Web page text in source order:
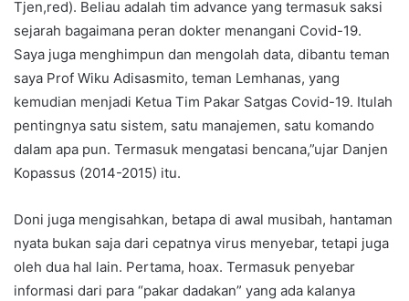
Tjen,red). Beliau adalah tim advance yang termasuk saksi
sejarah bagaimana peran dokter menangani Covid-19.
Saya juga menghimpun dan mengolah data, dibantu teman
saya Prof Wiku Adisasmito, teman Lemhanas, yang
kemudian menjadi Ketua Tim Pakar Satgas Covid-19. Itulah
pentingnya satu sistem, satu manajemen, satu komando
dalam apa pun. Termasuk mengatasi bencana,”ujar Danjen
Kopassus (2014-2015) itu.
Doni juga mengisahkan, betapa di awal musibah, hantaman
nyata bukan saja dari cepatnya virus menyebar, tetapi juga
oleh dua hal lain. Pertama, hoax. Termasuk penyebar
informasi dari para “pakar dadakan” yang ada kalanya